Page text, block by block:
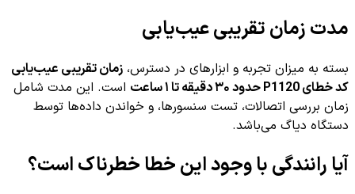
مدت زمان تقریبی عیب‌یابی
بسته به میزان تجربه و ابزارهای در دسترس، زمان تقریبی عیب‌یابی
کد خطای P1120 حدود ۳۰ دقیقه تا ۱ ساعت
است. این مدت شامل
زمان بررسی اتصالات، تست سنسورها، و خواندن داده‌ها توسط
دستگاه دیاگ می‌باشد.
آیا رانندگی با وجود این خطا خطرناک است؟